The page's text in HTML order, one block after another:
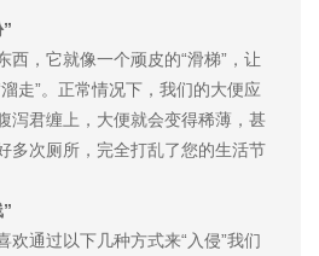
西，它就像一个顽皮的“滑梯”，让
走”。正常情况下，我们的大便应
泻君缠上，大便就会变得稀薄，甚
多次厕所，完全打乱了您的生活节
欢通过以下几种方式来“入侵”我们